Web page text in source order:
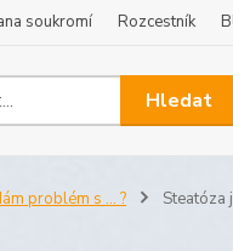
soukromí Rozcestník
Hledat
problém s ... ? Steatóza